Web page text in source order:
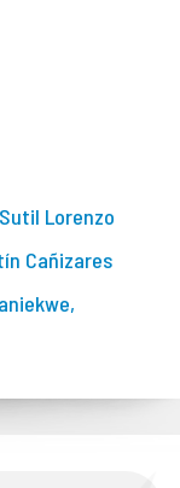
Lorenzo
Cañizares